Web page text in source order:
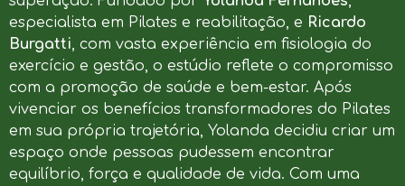
especialista em Pilates e reabilitação, e Ricardo
Burgatti, com vasta experiência em fisiologia do
exercício e gestão, o estúdio reflete o compromisso
com a promoção de saúde e bem-estar. Após
vivenciar os benefícios transformadores do Pilates
em sua própria trajetória, Yolanda decidiu criar um
espaço onde pessoas pudessem encontrar
equilíbrio, força e qualidade de vida. Com uma